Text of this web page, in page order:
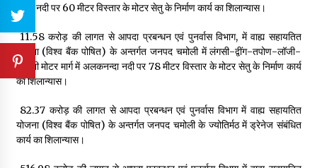
कोसी नदी पर 60 मीटर विस्तार के मोटर सेतु के निर्माण कार्य का शिलान्यास।
₹ 11.58 करोड़ की लागत से आपदा प्रबन्धन एवं पुनर्वास विभाग, में वाह्य सहायतित
योजना (विश्व बैंक पोषित) के अन्तर्गत जनपद चमोली में लंगसी-द्वींग-तपोण-लॉजी-
पोखनी मोटर मार्ग में अलकनन्दा नदी पर 78 मीटर विस्तार के मोटर सेतु के निर्माण कार्य
का शिलान्यास।
₹ 82.37 करोड़ की लागत से आपदा प्रबन्धन एवं पुनर्वास विभाग में वाह्य सहायतित
योजना (विश्व बैंक पोषित) के अन्तर्गत जनपद चमोली के ज्योतिर्मठ में ड्रेनेज संबंधित
कार्य का शिलान्यास।